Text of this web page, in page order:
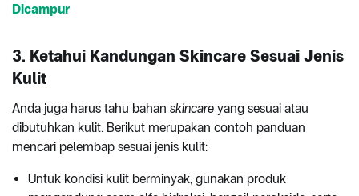
Dicampur
3. Ketahui Kandungan Skincare Sesuai Jenis
Kulit
Anda juga harus tahu bahan skincare yang sesuai atau
dibutuhkan kulit. Berikut merupakan contoh panduan
mencari pelembap sesuai jenis kulit:
Untuk kondisi kulit berminyak, gunakan produk